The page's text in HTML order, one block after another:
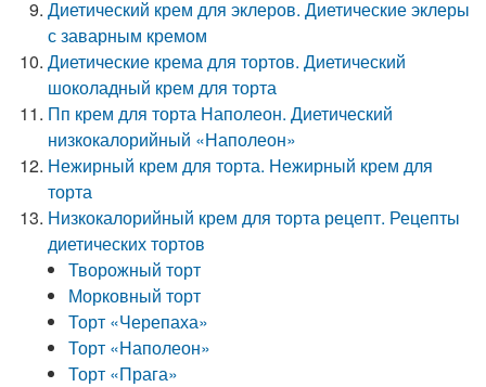
Диетический крем для эклеров. Диетические эклеры
с заварным кремом
Диетические крема для тортов. Диетический
шоколадный крем для торта
Пп крем для торта Наполеон. Диетический
низкокалорийный «Наполеон»
Нежирный крем для торта. Нежирный крем для
торта
Низкокалорийный крем для торта рецепт. Рецепты
диетических тортов
Творожный торт
Морковный торт
Торт «Черепаха»
Торт «Наполеон»
Торт «Прага»